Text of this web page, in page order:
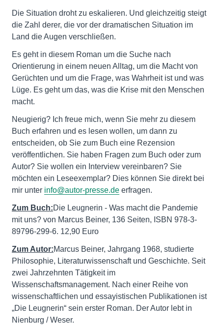
Die Situation droht zu eskalieren. Und gleichzeitig steigt
die Zahl derer, die vor der dramatischen Situation im
Land die Augen verschließen.
Es geht in diesem Roman um die Suche nach
Orientierung in einem neuen Alltag, um die Macht von
Gerüchten und um die Frage, was Wahrheit ist und was
Lüge. Es geht um das, was die Krise mit den Menschen
macht.
Neugierig? Ich freue mich, wenn Sie mehr zu diesem
Buch erfahren und es lesen wollen, um dann zu
entscheiden, ob Sie zum Buch eine Rezension
veröffentlichen. Sie haben Fragen zum Buch oder zum
Autor? Sie wollen ein Interview vereinbaren? Sie
möchten ein Leseexemplar? Dies können Sie direkt bei
mir unter info@autor-presse.de erfragen.
Zum Buch:Die Leugnerin - Was macht die Pandemie
mit uns? von Marcus Beiner, 136 Seiten, ISBN 978-3-
89796-299-6. 12,90 Euro
Zum Autor:Marcus Beiner, Jahrgang 1968, studierte
Philosophie, Literaturwissenschaft und Geschichte. Seit
zwei Jahrzehnten Tätigkeit im
Wissenschaftsmanagement. Nach einer Reihe von
wissenschaftlichen und essayistischen Publikationen ist
„Die Leugnerin“ sein erster Roman. Der Autor lebt in
Nienburg / Weser.